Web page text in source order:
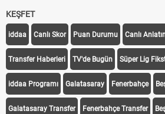
KEŞFET
iddaa Canlı Skor Puan Durumu Canlı
Transfer Haberleri TV'de Bugün Süper Lig
iddaa Programı Galatasaray Fenerbahçe
Galatasaray Transfer Fenerbahçe Transfer